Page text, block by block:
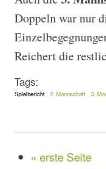
Doppeln war nur
Reichert die
Tags:
Spielbericht 2. Mannschaft 3.
Seiten« erste Seite